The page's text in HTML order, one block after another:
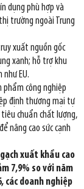
dụng phù hợp và
trường ngoài Trung
xuất nguồn gốc
xanh; hỗ trợ khu
EU.
phẩm công nghiệp
định thương mại tự
tiêu chuẩn chất lượng,
nâng cao sức cạnh
xuất khẩu cao
7,9% so với năm
các doanh nghiệp